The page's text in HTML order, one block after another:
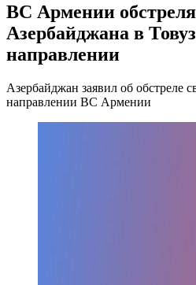
ВС Армении
Азербайджана в
направлении
Азербайджан заявил об обстреле
направлении ВС Армении